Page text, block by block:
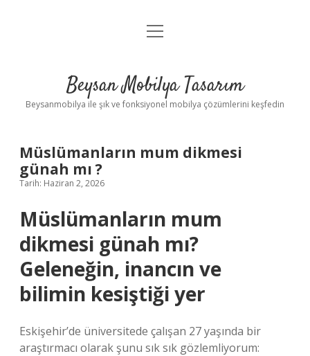
Anasayfa
Yasal Uyarı
menüyü
Beysan Mobilya Tasarım
Beysanmobilya ile şık ve fonksiyonel mobilya çözümlerini keşfedin
Müslümanların mum dikmesi
günah mı ?
Tarih: Haziran 2, 2026
Müslümanların mum
dikmesi günah mı?
Geleneğin, inancın ve
bilimin kesiştiği yer
Eskişehir’de üniversitede çalışan 27 yaşında bir
araştırmacı olarak şunu sık sık gözlemliyorum: